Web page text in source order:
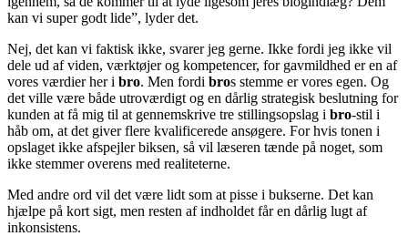
kan vi super godt lide”, lyder det.
Nej, det kan vi faktisk ikke, svarer jeg gerne. Ikke fordi jeg ikke vil
dele ud af viden, værktøjer og kompetencer, for gavmildhed er en af
vores værdier her i bro. Men fordi bros stemme er vores egen. Og
det ville være både utroværdigt og en dårlig strategisk beslutning for
kunden at få mig til at gennemskrive tre stillingsopslag i bro-stil i
håb om, at det giver flere kvalificerede ansøgere. For hvis tonen i
opslaget ikke afspejler biksen, så vil læseren tænde på noget, som
ikke stemmer overens med realiteterne.
Med andre ord vil det være lidt som at pisse i bukserne. Det kan
hjælpe på kort sigt, men resten af indholdet får en dårlig lugt af
inkonsistens.